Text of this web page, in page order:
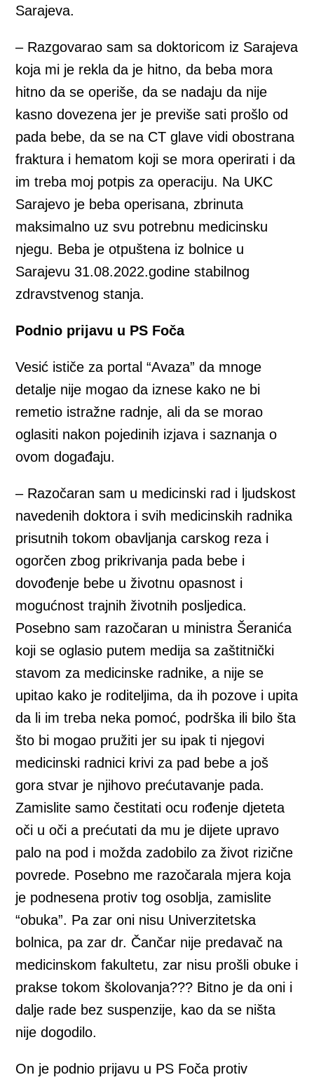
Sarajeva.
– Razgovarao sam sa doktoricom iz Sarajeva
koja mi je rekla da je hitno, da beba mora
hitno da se operiše, da se nadaju da nije
kasno dovezena jer je previše sati prošlo od
pada bebe, da se na CT glave vidi obostrana
fraktura i hematom koji se mora operirati i da
im treba moj potpis za operaciju. Na UKC
Sarajevo je beba operisana, zbrinuta
maksimalno uz svu potrebnu medicinsku
njegu. Beba je otpuštena iz bolnice u
Sarajevu 31.08.2022.godine stabilnog
zdravstvenog stanja.
Podnio prijavu u PS Foča
Vesić ističe za portal “Avaza” da mnoge
detalje nije mogao da iznese kako ne bi
remetio istražne radnje, ali da se morao
oglasiti nakon pojedinih izjava i saznanja o
ovom događaju.
– Razočaran sam u medicinski rad i ljudskost
navedenih doktora i svih medicinskih radnika
prisutnih tokom obavljanja carskog reza i
ogorčen zbog prikrivanja pada bebe i
dovođenje bebe u životnu opasnost i
mogućnost trajnih životnih posljedica.
Posebno sam razočaran u ministra Šeranića
koji se oglasio putem medija sa zaštitnički
stavom za medicinske radnike, a nije se
upitao kako je roditeljima, da ih pozove i upita
da li im treba neka pomoć, podrška ili bilo šta
što bi mogao pružiti jer su ipak ti njegovi
medicinski radnici krivi za pad bebe a još
gora stvar je njihovo prećutavanje pada.
Zamislite samo čestitati ocu rođenje djeteta
oči u oči a prećutati da mu je dijete upravo
palo na pod i možda zadobilo za život rizične
povrede. Posebno me razočarala mjera koja
je podnesena protiv tog osoblja, zamislite
“obuka”. Pa zar oni nisu Univerzitetska
bolnica, pa zar dr. Čančar nije predavač na
medicinskom fakultetu, zar nisu prošli obuke i
prakse tokom školovanja??? Bitno je da oni i
dalje rade bez suspenzije, kao da se ništa
nije dogodilo.
On je podnio prijavu u PS Foča protiv